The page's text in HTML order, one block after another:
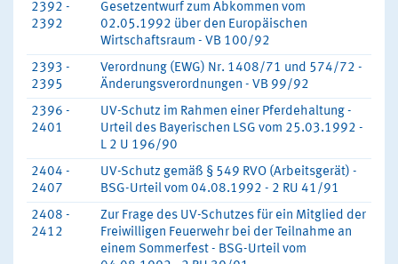
2392 -
2392
Gesetzentwurf zum Abkommen vom
02.05.1992 über den Europäischen
Wirtschaftsraum - VB 100/92
2393 -
2395
Verordnung (EWG) Nr. 1408/71 und 574/72 -
Änderungsverordnungen - VB 99/92
2396 -
2401
UV-Schutz im Rahmen einer Pferdehaltung -
Urteil des Bayerischen LSG vom 25.03.1992 -
L 2 U 196/90
2404 -
2407
UV-Schutz gemäß § 549 RVO (Arbeitsgerät) -
BSG-Urteil vom 04.08.1992 - 2 RU 41/91
2408 -
2412
Zur Frage des UV-Schutzes für ein Mitglied der
Freiwilligen Feuerwehr bei der Teilnahme an
einem Sommerfest - BSG-Urteil vom